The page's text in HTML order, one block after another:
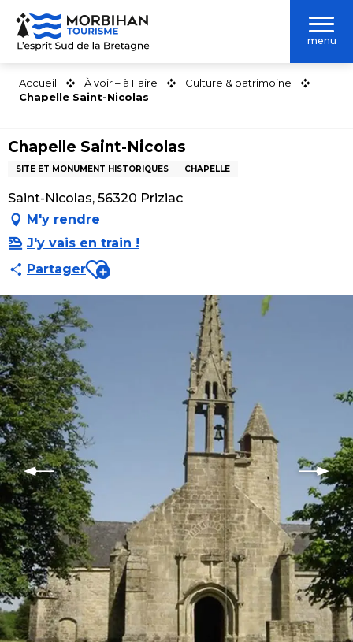
Aller
contenu
menu
Accueil À voir – à Faire
Culture & patrimoine
Chapelle Saint-Nicolas
Chapelle Saint-Nicolas
SITE ET MONUMENT HISTORIQUES CHAPELLE
Saint-Nicolas, 56320 Priziac
M'y rendre
J'y vais en train !
PartagerAjouter aux favoris